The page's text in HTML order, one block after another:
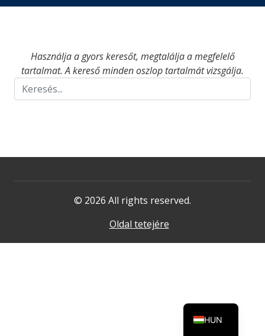
Használja a gyors keresőt, megtalálja a megfelelő
tartalmat. A kereső minden oszlop tartalmát vizsgálja.
© 2026 All rights reserved.
Oldal tetejére
HUN